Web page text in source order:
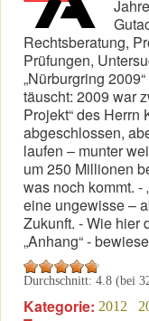
Rechtsberatung,
Prüfungen,
„Nürburgring
täuscht: 2009 war
Projekt“ des Herrn
abgeschlossen,
laufen – munter
um 250 Millionen
was noch kommt. -
eine ungewisse –
Zukunft. - Wie hier
„Anhang“ -
Durchschnitt: 4.8 (bei
Kategorie: 2012